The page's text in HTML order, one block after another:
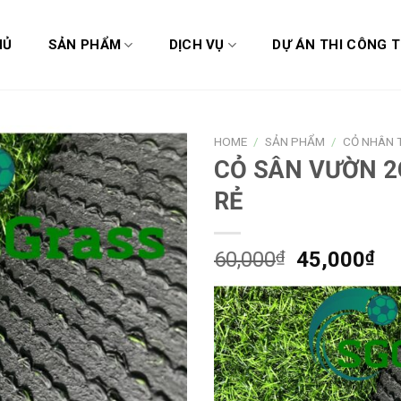
SẢN PHẨM DỊCH VỤ DỰ ÁN THI CÔNG
HOME / SẢN PHẨM / CỎ NHÂN
CỎ SÂN VƯỜN
RẺ
60,000₫ 45,000₫